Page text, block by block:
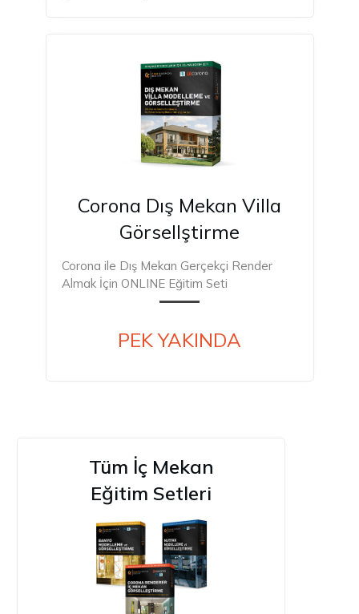
Corona Dış Mekan Villa
Görsellştirme
Corona ile Dış Mekan Gerçekçi Render
Almak İçin ONLINE Eğitim Seti
PEK YAKINDA
Tüm İç Mekan
Eğitim Setleri